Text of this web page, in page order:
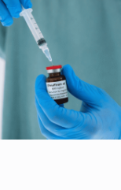
Василенко мы
от рюмки —